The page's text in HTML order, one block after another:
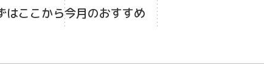
はここから今月のおすすめ